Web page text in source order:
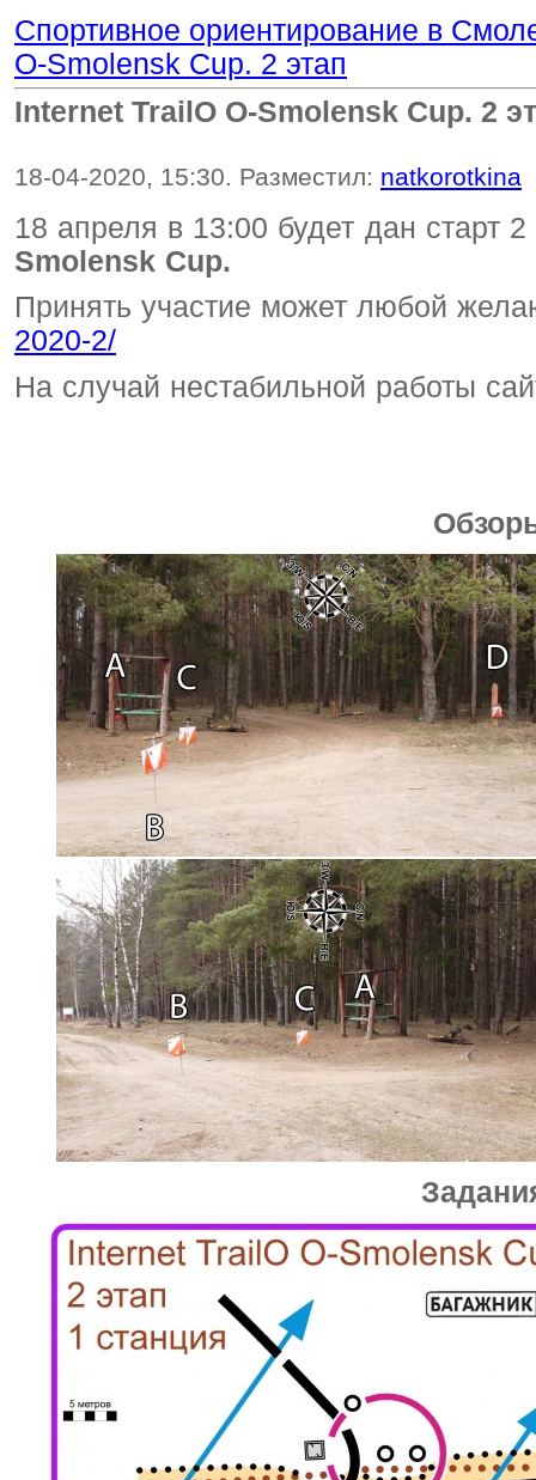
Спортивное ориентирование в
O-Smolensk Cup. 2 этап
Internet TrailO O-Smolensk Cup. 2
18-04-2020, 15:30. Разместил: natkorotkina
18 апреля в 13:00 будет дан старт
Smolensk Cup.
Принять участие может любой
2020-2/
На случай нестабильной работы